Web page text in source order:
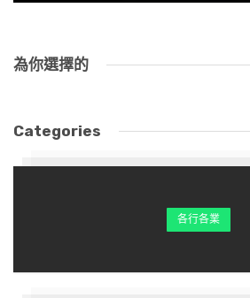
為你選擇的
Categories
各行各業